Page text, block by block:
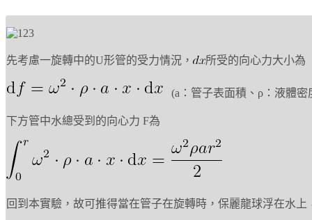
先考慮一旋轉中的U形管的受力情況， 所受的向心力大小為
(a：管子表面積、ρ：液體
下方管中水總受到的向心力 F為
回到本實驗，故可推得當在管子在旋轉時，保麗龍球浮在水